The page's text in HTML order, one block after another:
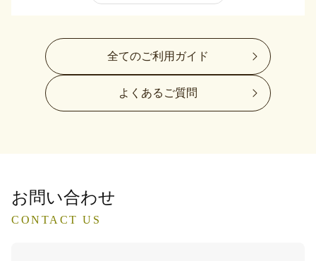
全てのご利用ガイド
よくあるご質問
お問い合わせ
CONTACT US